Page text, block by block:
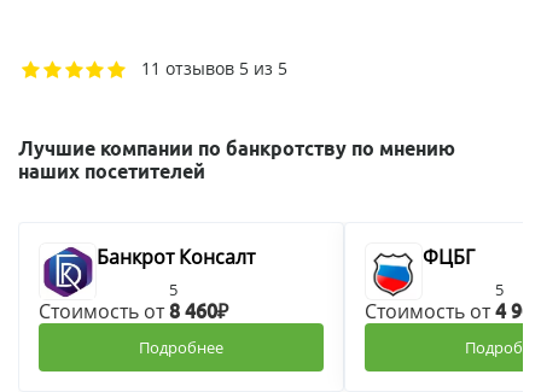
11 отзывов 5 из 5
Лучшие компании по банкротству по мнению
наших посетителей
Банкрот Консалт
5
Стоимость от8 460₽
Подробнее
ФЦБГ
5
Стоимость от4